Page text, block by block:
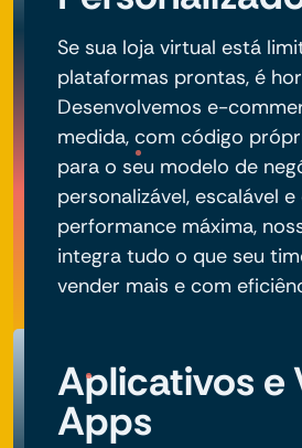
Se sua loja virtual está
plataformas prontas, é
Desenvolvemos e-
medida, com código
para o seu modelo de
personalizável, escalável
performance máxima,
integra tudo o que seu
vender mais e com
Aplicativos e
Apps